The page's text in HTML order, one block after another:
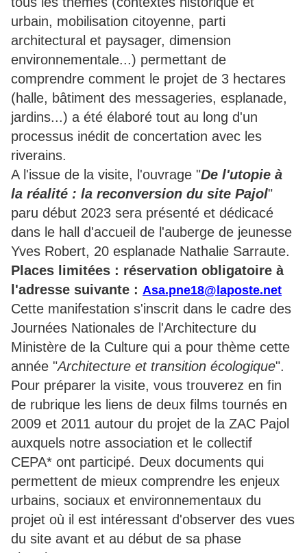
urbain, mobilisation citoyenne, parti
architectural et paysager, dimension
environnementale...) permettant de
comprendre comment le projet de 3 hectares
(halle, bâtiment des messageries, esplanade,
jardins...) a été élaboré tout au long d'un
processus inédit de concertation avec les
riverains.
A l'issue de la visite, l'ouvrage "De l'utopie à
la réalité : la reconversion du site Pajol"
paru début 2023 sera présenté et dédicacé
dans le hall d'accueil de l'auberge de jeunesse
Yves Robert, 20 esplanade Nathalie Sarraute.
Places limitées : réservation obligatoire à
l'adresse suivante : Asa.pne18@laposte.net
Cette manifestation s'inscrit dans le cadre des
Journées Nationales de l'Architecture du
Ministère de la Culture qui a pour thème cette
année "Architecture et transition écologique".
Pour préparer la visite, vous trouverez en fin
de rubrique les liens de deux films tournés en
2009 et 2011 autour du projet de la ZAC Pajol
auxquels notre association et le collectif
CEPA* ont participé. Deux documents qui
permettent de mieux comprendre les enjeux
urbains, sociaux et environnementaux du
projet où il est intéressant d'observer des vues
du site avant et au début de sa phase